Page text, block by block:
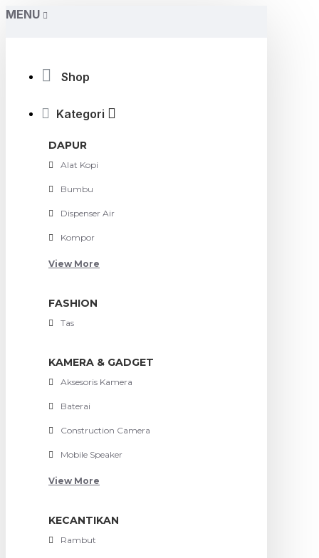
MENU
Shop
Kategori
DAPUR
Alat Kopi
Bumbu
Dispenser Air
Kompor
View More
FASHION
Tas
KAMERA & GADGET
Aksesoris Kamera
Baterai
Construction Camera
Mobile Speaker
View More
KECANTIKAN
Rambut